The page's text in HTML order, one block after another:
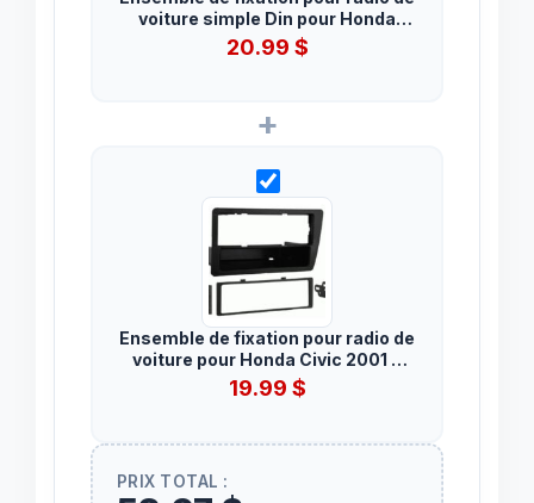
voiture simple Din pour Honda
Civic 1996 à 1998
20.99 $
+
Ensemble de fixation pour radio de
voiture pour Honda Civic 2001 à
2005
19.99 $
PRIX TOTAL :